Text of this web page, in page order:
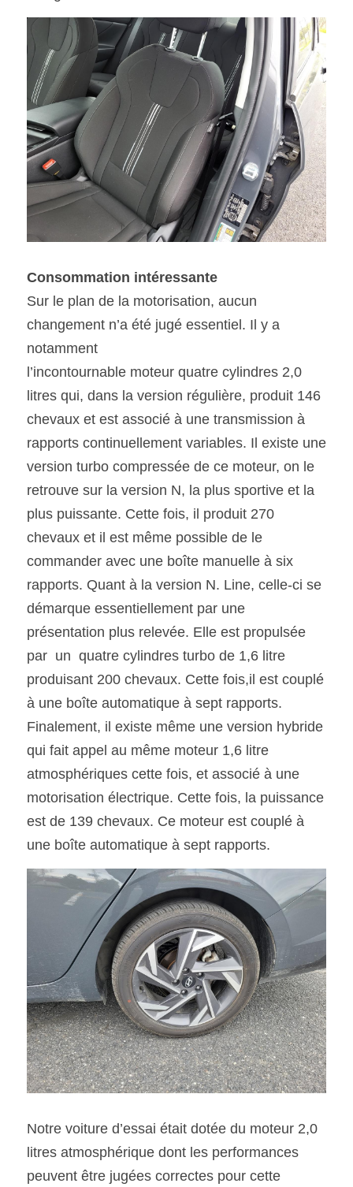
Consommation intéressante
Sur le plan de la motorisation, aucun
changement n’a été jugé essentiel. Il y a
notamment
l’incontournable moteur quatre cylindres 2,0
litres qui, dans la version régulière, produit 146
chevaux et est associé à une transmission à
rapports continuellement variables. Il existe une
version turbo compressée de ce moteur, on le
retrouve sur la version N, la plus sportive et la
plus puissante. Cette fois, il produit 270
chevaux et il est même possible de le
commander avec une boîte manuelle à six
rapports. Quant à la version N. Line, celle-ci se
démarque essentiellement par une
présentation plus relevée. Elle est propulsée
par  un  quatre cylindres turbo de 1,6 litre
produisant 200 chevaux. Cette fois,il est couplé
à une boîte automatique à sept rapports.
Finalement, il existe même une version hybride
qui fait appel au même moteur 1,6 litre
atmosphériques cette fois, et associé à une
motorisation électrique. Cette fois, la puissance
est de 139 chevaux. Ce moteur est couplé à
une boîte automatique à sept rapports.
Notre voiture d’essai était dotée du moteur 2,0
litres atmosphérique dont les performances
peuvent être jugées correctes pour cette